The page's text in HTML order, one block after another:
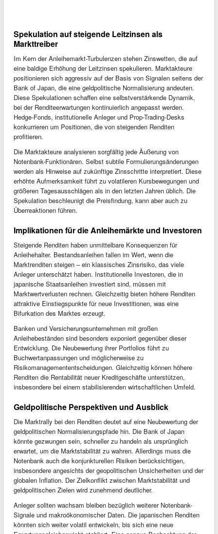
Spekulation auf steigende Leitzinsen als
Markttreiber
Im Kern der Anleihemarkt-Turbulenzen stehen Zinswetten, die auf
eine baldige Erhöhung der Leitzinsen spekulieren. Marktakteure
positionieren sich aggressiv auf der Basis von Signalen seitens der
Bank of Japan, die eine geldpolitische Normalisierung andeuten.
Diese Spekulationen schaffen eine selbstverstärkende Dynamik,
bei der Renditeerwartungen kontinuierlich angepasst werden.
Hedge-Fonds, institutionelle Anleger und Prop-Trading-Desks
konkurrieren um Positionen, die von steigenden Renditen
profitieren.
Die Marktakteure analysieren sorgfältig jede Äußerung von
Notenbank-Funktionären. Selbst subtile Formulierungsänderungen
werden als Hinweise auf zukünftige Zinsschritte interpretiert. Diese
erhöhte Aufmerksamkeit führt zu volatileren Kursbewegungen und
größeren Tagesausschlägen als in den letzten Jahren üblich. Die
Spekulation beschleunigt die Preisfindung, kann aber auch zu
Überreaktionen führen.
Implikationen für die Anleihemärkte und Investoren
Steigende Renditen haben unmittelbare Konsequenzen für
Anleihehalter. Bestandsanleihen fallen im Wert, wenn die
Marktrenditen steigen – ein klassisches Zinsrisiko, das viele
Anleger unterschätzt haben. Institutionelle Investoren, die in
japanische Staatsanleihen investiert sind, müssen mit
Marktwertverlusten rechnen. Gleichzeitig bieten höhere Renditen
attraktive Einstiegspunkte für neue Investitionen, was eine
Bifurkation des Marktes erzeugt.
Banken und Versicherungsunternehmen mit großen
Anleihebeständen sind besonders exponiert gegenüber dieser
Entwicklung. Die Neubewertung ihrer Portfolios führt zu
Buchwertanpassungen und möglicherweise zu
Risikomanagemententscheidungen. Gleichzeitig können höhere
Renditen die Rentabilität neuer Kreditgeschäfte unterstützen,
insbesondere bei einem stabilisierenden wirtschaftlichen Umfeld.
Geldpolitische Perspektiven und Ausblick
Die Marktrally bei den Renditen deutet auf eine Neubewertung der
geldpolitischen Normalisierungspfade hin. Die Bank of Japan
könnte gezwungen sein, schneller zu handeln als ursprünglich
erwartet, um die Marktstabilität zu wahren. Allerdings muss die
Notenbank auch die konjunkturellen Risiken berücksichtigen,
insbesondere angesichts der geopolitischen Unsicherheiten und der
globalen Inflation. Der Zielkonflikt zwischen Marktstabilität und
geldpolitischen Zielen wird zunehmend deutlicher.
Anleger sollten wachsam bleiben bezüglich weiterer Notenbank-
Signale und makroökonomischer Daten. Die japanischen Renditen
könnten sich weiter volatil entwickeln, bis sich eine neue